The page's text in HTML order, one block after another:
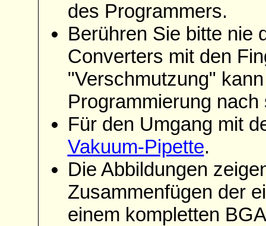
des Programmers.
Berühren Sie bitte nie
Converters mit den
"Verschmutzung"
Programmierung
Für den Umgang mit
Vakuum-Pipette.
Die Abbildungen
Zusammenfügen der
einem kompletten